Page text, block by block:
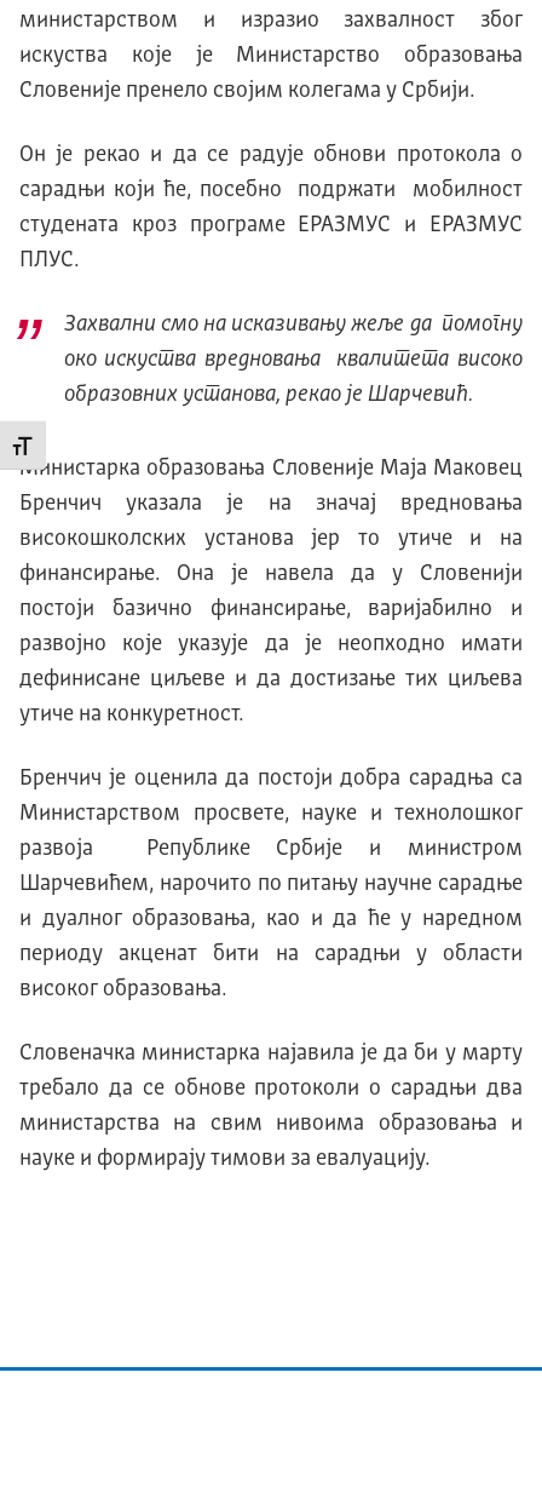
Промени величину слова
министарством и изразио захвалност због
искуства које је Министарство образовања
Словеније пренело својим колегама у Србији.
Он је рекао и да се радује обнови протокола о
сарадњи који ће, посебно подржати мобилност
студената кроз програме ЕРАЗМУС и ЕРАЗМУС
ПЛУС.
Захвални смо на исказивању жеље да помогну
око искуства вредновања квалитета високо
образовних установа, рекао је Шарчевић.
Министарка образовања Словеније Маја Маковец
Бренчич указала је на значај вредновања
високошколских установа јер то утиче и на
финансирање. Она је навела да у Словенији
постоји базично финансирање, варијабилно и
развојно које указује да је неопходно имати
дефинисане циљеве и да достизање тих циљева
утиче на конкуретност.
Бренчич је оценила да постоји добра сарадња са
Министарством просвете, науке и технолошког
развоја Републике Србије и министром
Шарчевићем, нарочито по питању научне сарадње
и дуалног образовања, као и да ће у наредном
периоду акценат бити на сарадњи у области
високог образовања.
Словеначка министарка најавила је да би у марту
требало да се обнове протоколи о сарадњи два
министарства на свим нивоима образовања и
науке и формирају тимови за евалуацију.